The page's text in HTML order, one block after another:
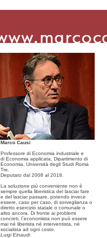
Marco Causi
Professore di Economia industriale e
di Economia applicata, Dipartimento di
Economia, Università degli Studi Roma
Tre.
Deputato dal 2008 al 2018.
La soluzione più conveniente non è
sempre quella liberistica del lasciar fare
e del lasciar passare, potendo invece
essere, caso per caso, di sorveglianza o
diretto esercizio statale o comunale o
altro ancora. Di fronte ai problemi
concreti, l´economista non può essere
mai né liberista né interventista, né
socialista ad ogni costo.
Luigi Einaudi